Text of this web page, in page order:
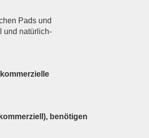
Pads und
und natürlich-
benötigen